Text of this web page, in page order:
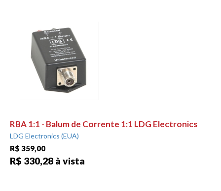
RBA 1:1 - Balum de Corrente 1:1 LDG Electronics
LDG Electronics (EUA)
R$ 359,00
R$ 330,28 à vista